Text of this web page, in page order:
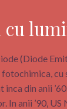
cu
(Diode
inca din anii
anii ’90,